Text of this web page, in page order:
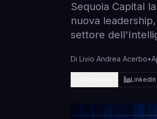
Sequoia Capital
nuova
settore
Di Livio Andrea Acerbo•
LinkedIn